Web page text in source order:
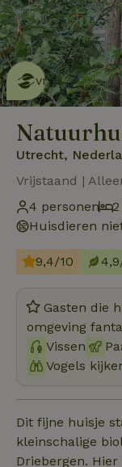
Dit
vriendelijk
Utrecht,
Vrijstaand |
4 personen
Huisdieren
9,4/10
Gasten die
omgeving
Vissen
Vogels
Dit fijne huisje
kleinschalige
Driebergen.